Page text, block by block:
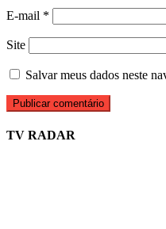
E-mail *
Site
Salvar meus dados neste
TV RADAR